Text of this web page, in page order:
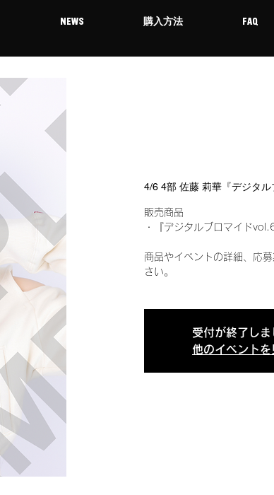
NEWS 購入方法 FAQ
4/6 4部 佐藤 莉華『デジタ
販売商品
・『デジタルブロマイド
商品やイベントの詳細、応
さい。
受付が終了しま
他のイベントを